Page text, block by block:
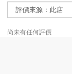
尚未有任何評價